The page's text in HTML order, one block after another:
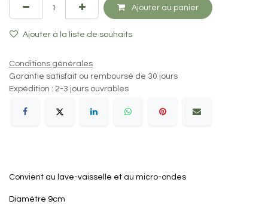
Ajouter au panier
Ajouter à la liste de souhaits
Conditions générales
Garantie satisfait ou remboursé de 30 jours
Expédition : 2-3 jours ouvrables
Convient au lave-vaisselle et au micro-ondes
Diamètre 9cm